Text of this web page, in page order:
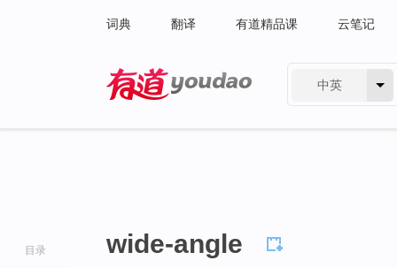
词典 翻译 有道精品课 云笔记
中英
目录 wide-angle